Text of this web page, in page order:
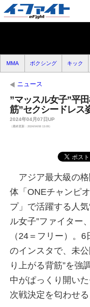
MMA ボクシング キック
ニュース
”マッスル女子”平
筋”セクシードレス
2024年04月07日UP
（最終更新：2024/04/08 13:09）
アジア最大級の格
体「ONEチャンピ
プ」で活躍する人気
ル女子”ファイター
（24＝フリー）。6
のインスタで、未公
り上がる背筋”を強
中がぱっくり開い
次戦決定を匂わせ